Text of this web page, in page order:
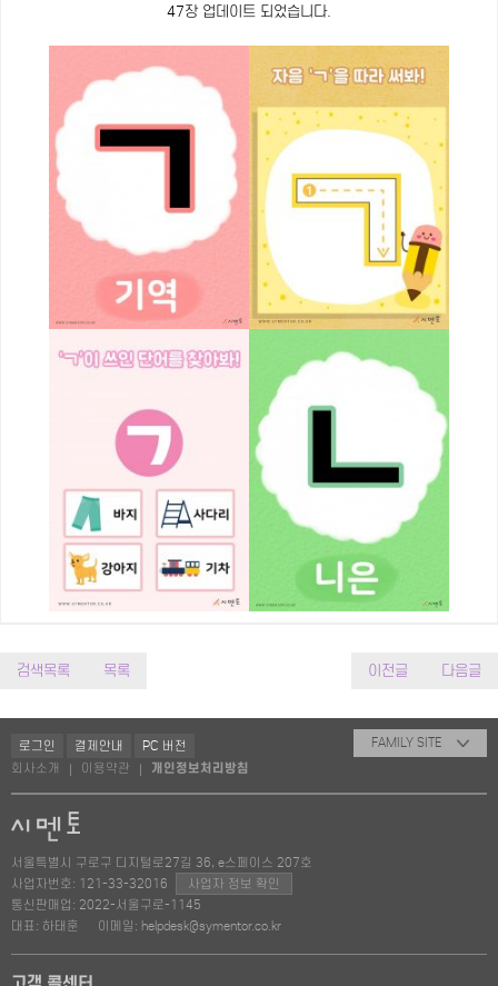
47장 업데이트 되었습니다.
검색목록 목록 이전글 다음글
로그인 결제안내
PC 버전
회사소개
이용약관 개인정보처리방침
FAMILY SITE
서울특별시 구로구 디지털로27길 36, e스페이스 207호
사업자번호: 121-33-32016
사업자 정보 확인
통신판매업: 2022-서울구로-1145
대표: 하태훈
이메일: helpdesk@symentor.co.kr